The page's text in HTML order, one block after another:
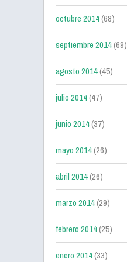
octubre 2014(68)
septiembre 2014(69)
agosto 2014(45)
julio 2014(47)
junio 2014(37)
mayo 2014(26)
abril 2014(26)
marzo 2014(29)
febrero 2014(25)
enero 2014(33)